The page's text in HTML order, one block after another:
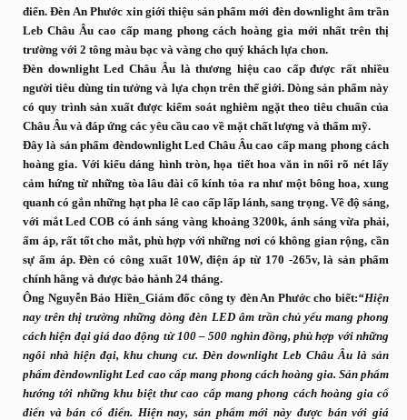
điển. Đèn An Phước xin giới thiệu sản phẩm mới đèn downlight âm trần
Leb Châu Âu cao cấp mang phong cách hoàng gia mới nhất trên thị
trường với 2 tông màu bạc và vàng cho quý khách lựa chon.
Đèn downlight Led Châu Âu là thương hiệu cao cấp được rất nhiều
người tiêu dùng tin tưởng và lựa chọn trên thế giới. Dòng sản phẩm này
có quy trình sản xuất được kiểm soát nghiêm ngặt theo tiêu chuẩn của
Châu Âu và đáp ứng các yêu cầu cao về mặt chất lượng và thẩm mỹ.
Đây là sản phẩm đèndownlight Led Châu Âu cao cấp mang phong cách
hoàng gia. Với kiểu dáng hình tròn, họa tiết hoa văn in nổi rõ nét lấy
cảm hứng từ những tòa lâu đài cổ kính tỏa ra như một bông hoa, xung
quanh có gắn những hạt pha lê cao cấp lấp lánh, sang trọng. Về độ sáng,
với mắt Led COB có ánh sáng vàng khoảng 3200k, ánh sáng vừa phải,
ấm áp, rất tốt cho mắt, phù hợp với những nơi có không gian rộng, cần
sự ấm áp. Đèn có công xuất 10W, điện áp từ 170 -265v, là sản phẩm
chính hãng và được bảo hành 24 tháng.
Ông Nguyễn Bảo Hiền_Giám đốc công ty đèn An Phước cho biết:“Hiện
nay trên thị trường những dòng đèn LED âm trần chủ yếu mang phong
cách hiện đại giá dao động từ 100 – 500 nghìn đồng, phù hợp với những
ngôi nhà hiện đại, khu chung cư. Đèn downlight Leb Châu Âu là sản
phẩm đèndownlight Led cao cấp mang phong cách hoàng gia. Sản phẩm
hướng tới những khu biệt thư cao cấp mang phong cách hoàng gia cổ
điển và bán cổ điển. Hiện nay, sản phẩm mới này được bán với giá